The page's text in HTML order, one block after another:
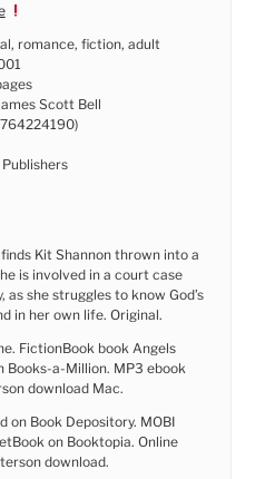
romance, fiction, adult
Scott Bell
Kit Shannon thrown into a
is involved in a court case
she struggles to know God’s
in her own life. Original.
FictionBook book Angels
Books-a-Million. MP3 ebook
download Mac.
on Book Depository. MOBI
on Booktopia. Online
download.